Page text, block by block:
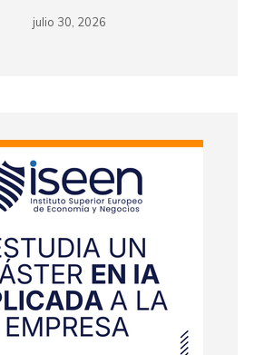
julio 30, 2026